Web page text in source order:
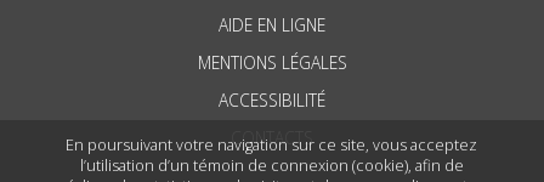
En poursuivant votre navigation sur ce site, vous acceptez
l’utilisation d’un témoin de connexion (cookie), afin de
AIDE EN LIGNE
MENTIONS LÉGALES
ACCESSIBILITÉ
CONTACTS